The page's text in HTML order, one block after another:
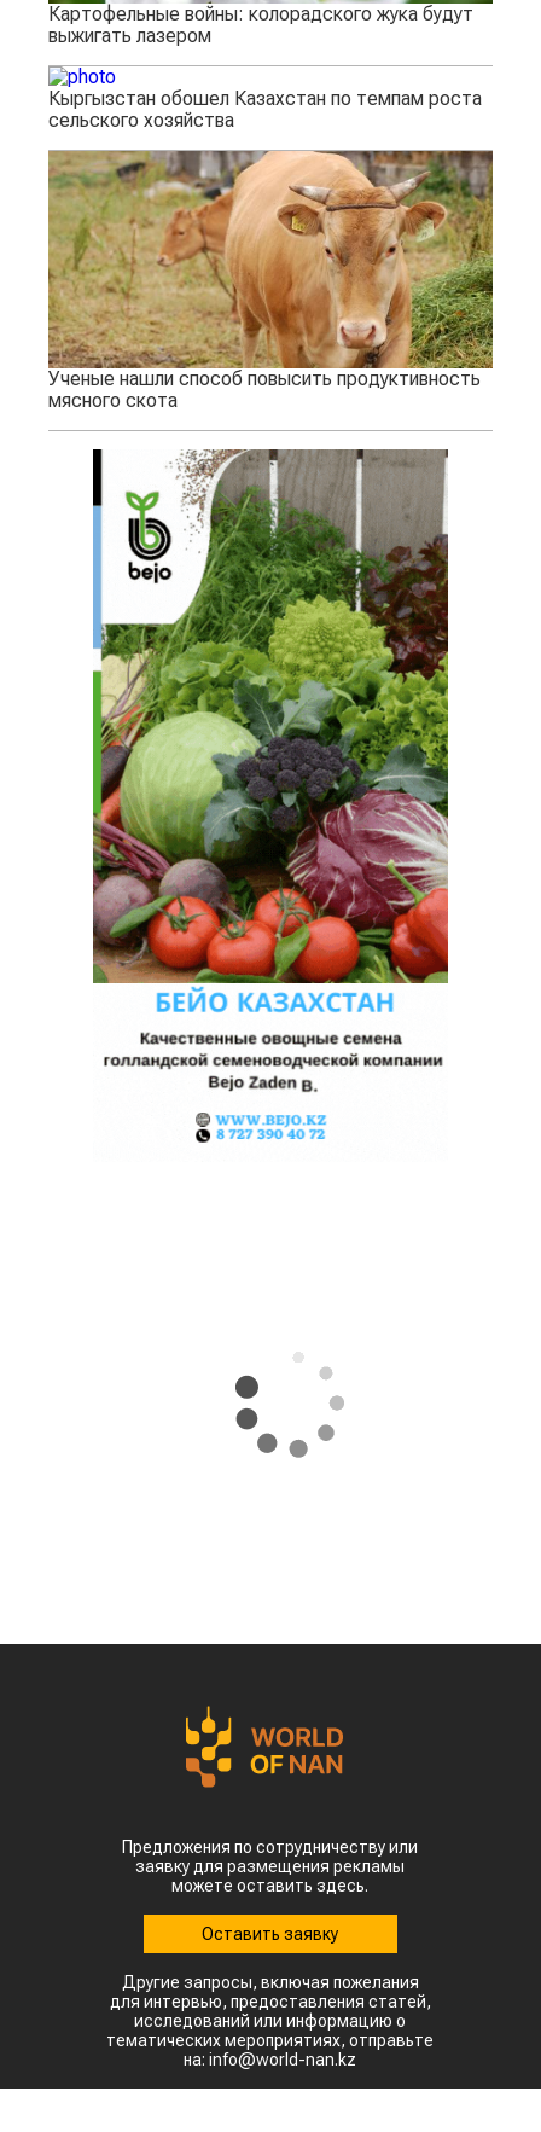
Картофельные войны: колорадского жука будут
выжигать лазером
Кыргызстан обошел Казахстан по темпам роста
сельского хозяйства
Ученые нашли способ повысить продуктивность
мясного скота
Предложения по сотрудничеству или
заявку для размещения рекламы
можете оставить здесь.
Оставить заявку
Другие запросы, включая пожелания
для интервью, предоставления статей,
исследований или информацию о
тематических мероприятиях, отправьте
на: info@world-nan.kz